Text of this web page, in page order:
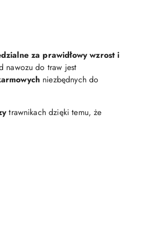
za prawidłowy wzrost i
nawozu do traw jest
niezbędnych do
trawnikach dzięki temu, że